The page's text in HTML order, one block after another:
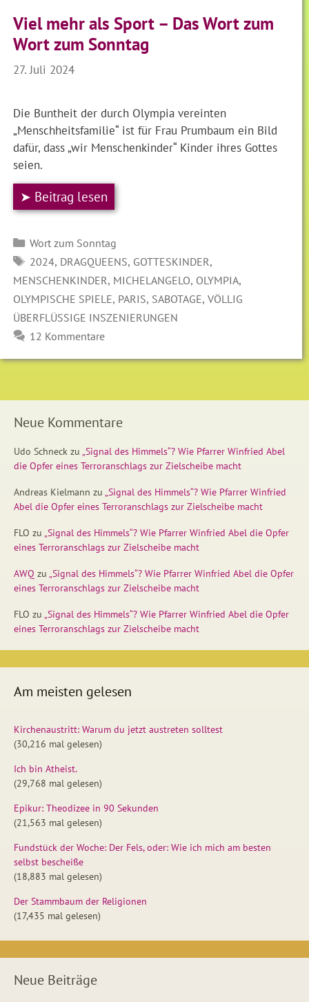
Viel mehr als Sport – Das Wort zum
Wort zum Sonntag
27. Juli 2024
Die Buntheit der durch Olympia vereinten
„Menschheitsfamilie“ ist für Frau Prumbaum ein Bild
dafür, dass „wir Menschenkinder“ Kinder ihres Gottes
seien.
➤ Beitrag lesen
Kategorien
Wort zum Sonntag
SCHLAGWÖRTER
2024, DRAGQUEENS, GOTTESKINDER,
MENSCHENKINDER, MICHELANGELO, OLYMPIA,
OLYMPISCHE SPIELE, PARIS, SABOTAGE,VÖLLIG
ÜBERFLÜSSIGE INSZENIERUNGEN
12 Kommentare
Neue Kommentare
Udo Schneck zu „Signal des Himmels“? Wie Pfarrer Winfried Abel
die Opfer eines Terroranschlags zur Zielscheibe macht
Andreas Kielmann zu „Signal des Himmels“? Wie Pfarrer Winfried
Abel die Opfer eines Terroranschlags zur Zielscheibe macht
FLO zu „Signal des Himmels“? Wie Pfarrer Winfried Abel die Opfer
eines Terroranschlags zur Zielscheibe macht
AWQ zu „Signal des Himmels“? Wie Pfarrer Winfried Abel die Opfer
eines Terroranschlags zur Zielscheibe macht
FLO zu „Signal des Himmels“? Wie Pfarrer Winfried Abel die Opfer
eines Terroranschlags zur Zielscheibe macht
Am meisten gelesen
Kirchenaustritt: Warum du jetzt austreten solltest
(30,216 mal gelesen)
Ich bin Atheist.
(29,768 mal gelesen)
Epikur: Theodizee in 90 Sekunden
(21,563 mal gelesen)
Fundstück der Woche: Der Fels, oder: Wie ich mich am besten
selbst bescheiße
(18,883 mal gelesen)
Der Stammbaum der Religionen
(17,435 mal gelesen)
Neue Beiträge